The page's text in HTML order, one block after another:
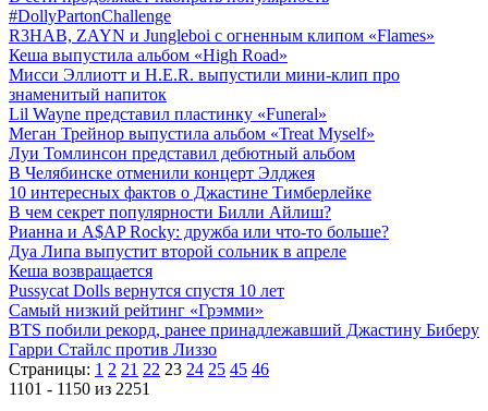
#DollyPartonChallenge
R3HAB, ZAYN и Jungleboi с огненным клипом «Flames»
Кеша выпустила альбом «High Road»
Мисси Эллиотт и H.E.R. выпустили мини-клип про
знаменитый напиток
Lil Wayne представил пластинку «Funeral»
Меган Трейнор выпустила альбом «Treat Myself»
Луи Томлинсон представил дебютный альбом
В Челябинске отменили концерт Элджея
10 интересных фактов о Джастине Тимберлейке
В чем секрет популярности Билли Айлиш?
Рианна и A$AP Rocky: дружба или что-то больше?
Дуа Липа выпустит второй сольник в апреле
Кеша возвращается
Pussycat Dolls вернутся спустя 10 лет
Самый низкий рейтинг «Грэмми»
BTS побили рекорд, ранее принадлежавший Джастину Биберу
Гарри Стайлс против Лиззо
Страницы: 1 2 21 22 23 24 25 45 46
1101 - 1150 из 2251